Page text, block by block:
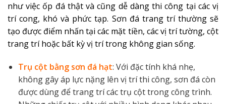
như việc ốp đá thật và cũng dễ dàng thi công tại các vị
trí cong, khó và phức tạp. Sơn đá trang trí thường sẽ
tạo được điểm nhấn tại các mặt tiền, các vị trí tường, cột
trang trí hoặc bất kỳ vị trí trong không gian sống.
Trụ cột bằng sơn đá hạt: Với đặc tính khá nhẹ,
không gây áp lực nặng lên vị trí thi công, sơn đá còn
được dùng để trang trí các trụ cột trong công trình.